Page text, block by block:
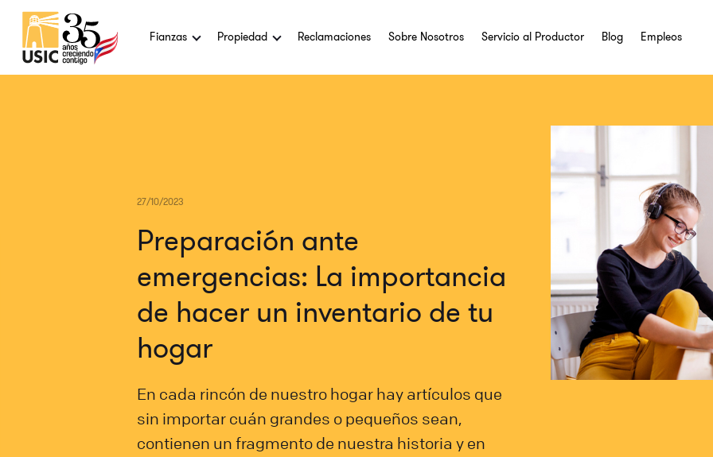
Fianzas Propiedad Reclamaciones Sobre Nosotros Servicio al Productor Blog Empleos
27/10/2023
Preparación ante
emergencias: La importancia
de hacer un inventario de tu
hogar
En cada rincón de nuestro hogar hay artículos que
sin importar cuán grandes o pequeños sean,
contienen un fragmento de nuestra historia y en